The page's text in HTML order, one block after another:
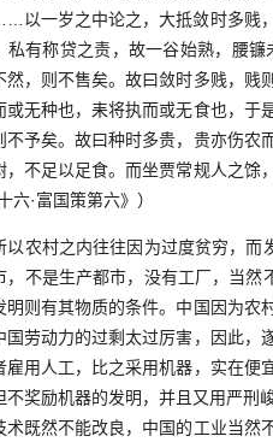
以一岁之中论之，大抵敛时多贱
私有称贷之责，故一谷始熟，腰
然，则不售矣。故曰敛时多贱，贱
或无种也，耒将执而或无食也，于
不予矣。故曰种时多贵，贵亦伤农
，不足以足食。而坐贾常规人之馀
六·富国策第六》）
村之内往往因为过度贫穷，而发
，不是生产都市，没有工厂，当
明则有其物质的条件。中国因为农
国劳动力的过剩太过厉害，因此，
雇用人工，比之采用机器，实在便
不奖励机器的发明，并且又用严刑
术既然不能改良，中国的工业当然